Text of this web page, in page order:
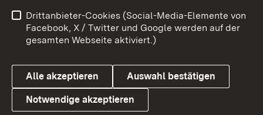
Link zum Landesportal
Benutzungshinweise
Barrierefreiheit
Datenschutz
Cookies
Drittanbieter-Cookies (Social-Media-Elemente von
Facebook, X / Twitter und Google werden auf der
gesamten Webseite aktiviert.)
Alle akzeptieren Auswahl bestätigen
Notwendige akzeptieren